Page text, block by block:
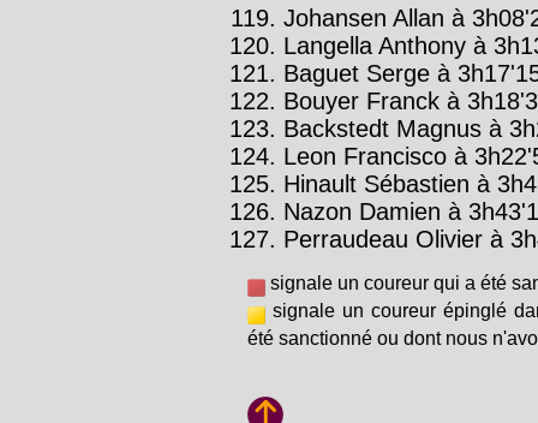
Johansen Allan à
Langella Anthony à
Baguet Serge à
Bouyer Franck à
Backstedt Magnus à
Leon Francisco à
Hinault Sébastien à
Nazon Damien à
Perraudeau Olivier à
signale un coureur qui a été
signale un coureur épinglé
été sanctionné ou dont nous